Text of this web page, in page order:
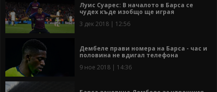
Луис Суарес: В началото в Барса се
чудех къде изобщо ще играя
3 дек 2018 | 12:56
Дембеле прави номера на Барса - час и
половина не вдигал телефона
9 ное 2018 | 14:36